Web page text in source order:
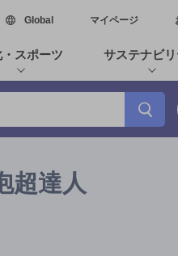
Global新しいウィンドウで開く
マイページ
スポーツ サステナビリ
超達人